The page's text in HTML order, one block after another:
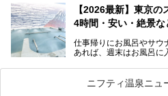
を旅の目的とする「サ
ど、自分の好きなタイ
魅力です。
最近では、男性専用施設
い個室サウナも増えてき
ら、特におすすめした
【2026最新】東京
4時間・安い・絶景
仕事帰りにお風呂やサウ
あれば、週末はお風呂に
また、終電を逃してし
る場所があれば」と探
ニフティ温泉ニュ